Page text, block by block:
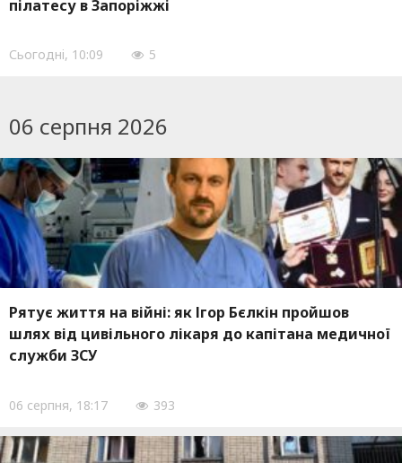
пілатесу в Запоріжжі
Сьогоднi, 10:09 5
06 серпня 2026
Рятує життя на війні: як Ігор Бєлкін пройшов
шлях від цивільного лікаря до капітана медичної
служби ЗСУ
06 серпня, 18:17 393